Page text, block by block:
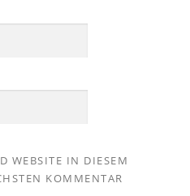
WEBSITE IN DIESEM
KOMMENTAR